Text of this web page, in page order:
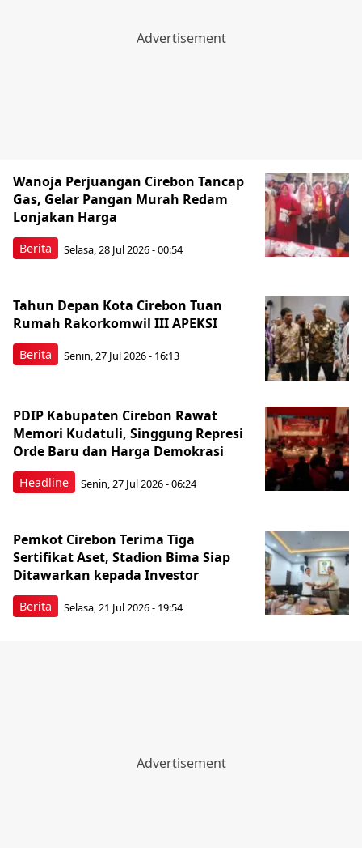
Berita
Wanoja Perjuangan Cirebon Tancap
Gas, Gelar Pangan Murah Redam
Lonjakan Harga
Selasa, 28 Jul 2026 - 00:54
Berita
Tahun Depan Kota Cirebon Tuan
Rumah Rakorkomwil III APEKSI
Senin, 27 Jul 2026 - 16:13
Headline
PDIP Kabupaten Cirebon Rawat
Memori Kudatuli, Singgung Represi
Orde Baru dan Harga Demokrasi
Senin, 27 Jul 2026 - 06:24
Berita
Pemkot Cirebon Terima Tiga
Sertifikat Aset, Stadion Bima Siap
Ditawarkan kepada Investor
Selasa, 21 Jul 2026 - 19:54